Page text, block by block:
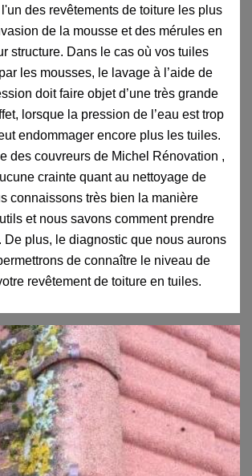
des revêtements de toiture les plus
de la mousse et des mérules en
structure. Dans le cas où vos tuiles
les mousses, le lavage à l’aide de
doit faire objet d’une très grande
lorsque la pression de l’eau est trop
endommager encore plus les tuiles.
des couvreurs de Michel Rénovation ,
crainte quant au nettoyage de
connaissons très bien la manière
et nous savons comment prendre
De plus, le diagnostic que nous aurons
de connaître le niveau de
revêtement de toiture en tuiles.